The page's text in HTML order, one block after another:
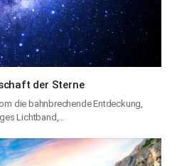
der Sterne
die bahnbrechende Entdeckung,
Lichtband,…